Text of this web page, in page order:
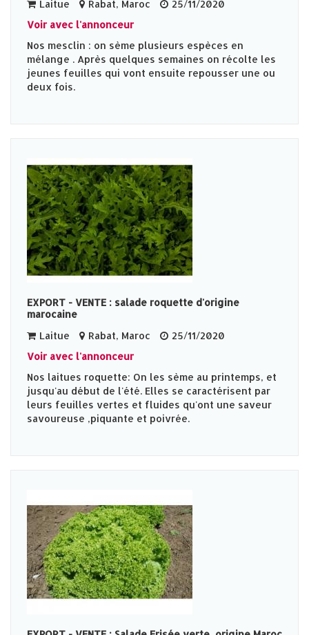
Laitue
Rabat, Maroc
25/11/2020
Voir avec l'annonceur
Nos mesclin : on sème plusieurs espèces en
mélange . Après quelques semaines on récolte les
jeunes feuilles qui vont ensuite repousser une ou
deux fois.
EXPORT - VENTE : salade roquette d'origine
marocaine
Laitue
Rabat, Maroc
25/11/2020
Voir avec l'annonceur
Nos laitues roquette: On les sème au printemps, et
jusqu'au début de l'été. Elles se caractérisent par
leurs feuilles vertes et fluides qu'ont une saveur
savoureuse ,piquante et poivrée.